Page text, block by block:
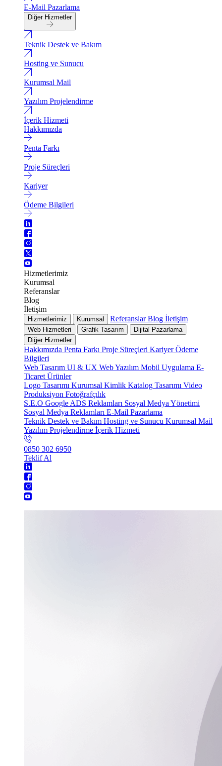
E-Mail Pazarlama
Diğer Hizmetler
Teknik Destek ve Bakım
Hosting ve Sunucu
Kurumsal Mail
Yazılım Projelendirme
İçerik Hizmeti
Hakkımızda
Penta Farkı
Proje Süreçleri
Kariyer
Ödeme Bilgileri
Hizmetlerimiz
Kurumsal
Referanslar
Blog
İletişim
Hizmetlerimiz Kurumsal ReferanslarBlog İletişim
Web Hizmetleri Grafik Tasarım
Dijital Pazarlama
Diğer Hizmetler
Hakkımızda Penta Farkı Proje Süreçleri KariyerÖdeme
Bilgileri
Web Tasarım UI & UX Web Yazılım Mobil Uygulama E-
Ticaret Ürünler
Logo Tasarımı Kurumsal Kimlik Katalog Tasarımı Video
Produksiyon Fotoğrafçılık
S.E.O Google ADS Reklamları Sosyal Medya Yönetimi
Sosyal Medya Reklamları E-Mail Pazarlama
Teknik Destek ve Bakım Hosting ve Sunucu Kurumsal Mail
Yazılım Projelendirme İçerik Hizmeti
0850 302 6950
Teklif Al